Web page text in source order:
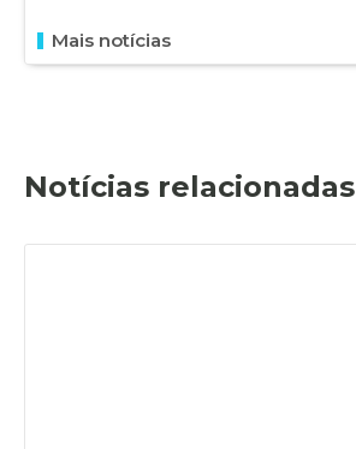
Mais notícias
Notícias relacionadas